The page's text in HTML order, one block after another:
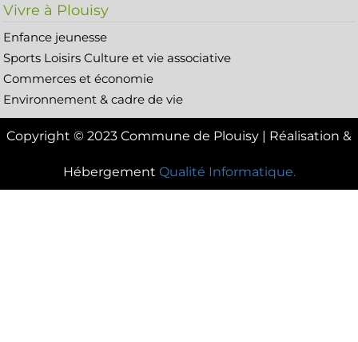
Vivre à Plouisy
Enfance jeunesse
Sports Loisirs Culture et vie associative
Commerces et économie
Environnement & cadre de vie
Copyright © 2023 Commune de Plouisy | Réalisation &
Hébergement Qualité Informatique.